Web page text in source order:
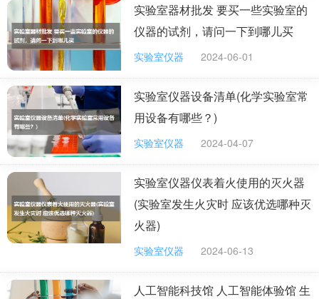
再次，实验室安全与环境友好性不容忽视。高校应制定严格的实验
室安全管理制度，加强实验室人员的安全培训，确保实验活动的安
全进行。同时，实验室建设应考虑环境友好性，采用环保材料和节
能设备，减少实验活动对环境的影响。例如，可以建立实验室废弃
物回收和处理系统，实现废弃物的减量化、资源化和无害化。
最后，跨学科合作与国际交流是提升实验室建设水平的重要途径。
高校应打破学科壁垒，鼓励不同学科的实验室进行合作，共同开展
跨学科研究。同时，应积极拓展国际交流渠道，与国外高水平实验
室建立合作关系，共同开展科研项目和人才培养。例如，可以通过
组织国际学术会议、互派访问学者等方式，加强与国际同行的交流
与合作。
物联网实验室建设方案？
物联网实验室重在培养或开发物联应用上，可以看看云创智能科
技，他们有物联网实验箱。
如何建设物联网实验室?
实验室器材批发 要买一些实验室的
仪器的试剂，请问一下到哪儿买
实验室仪器 2024-06-01
实验室仪器设备清单(化学实验室常
用设备有哪些？)
实验室仪器 2024-04-07
实验室仪器仪表着火使用的灭火器
(实验室发生火灾时 应该优选哪种灭
火器)
实验室仪器 2024-06-13
人工智能科技馆 人工智能体验馆 生